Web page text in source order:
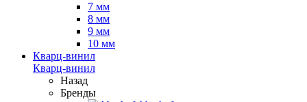
7 мм
8 мм
9 мм
10 мм
Кварц-винил
Кварц-винил
Назад
Бренды